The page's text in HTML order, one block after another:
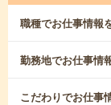
職種でお仕事情報
勤務地でお仕事情
こだわりでお仕事